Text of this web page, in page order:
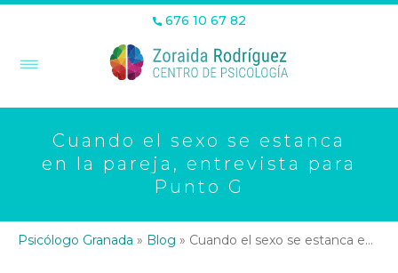
676 10 67 82
Cuando el sexo se estanca
en la pareja, entrevista para
Punto G
Psicólogo Granada » Blog » Cuando el sexo se estanca en la pareja, entrevista para Punto G